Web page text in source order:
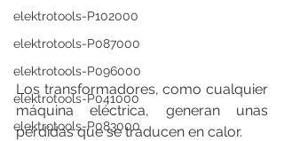
elektrotools-P102000
elektrotools-P087000
elektrotools-P096000
elektrotools-P041000
elektrotools-P083000
Los transformadores, como cualquier
máquina eléctrica, generan unas
pérdidas que se traducen en calor.